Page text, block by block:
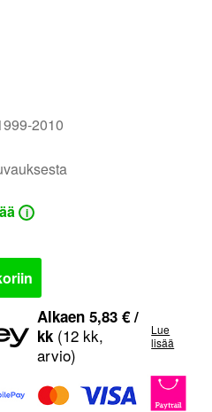
2010
i
Alkaen 5,83 €/
kk(12 kk,
arvio)
Lue
lisää